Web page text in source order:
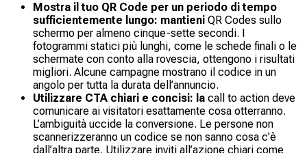
Mostra il tuo QR Code per un periodo di tempo
sufficientemente lungo: mantieni QR Codes sullo
schermo per almeno cinque-sette secondi. I
fotogrammi statici più lunghi, come le schede finali o le
schermate con conto alla rovescia, ottengono i risultati
migliori. Alcune campagne mostrano il codice in un
angolo per tutta la durata dell’annuncio.
Utilizzare CTA chiari e concisi: la call to action deve
comunicare ai visitatori esattamente cosa otterranno.
L’ambiguità uccide la conversione. Le persone non
scannerizzeranno un codice se non sanno cosa c’è
dall’altra parte. Utilizzare inviti all’azione chiari come